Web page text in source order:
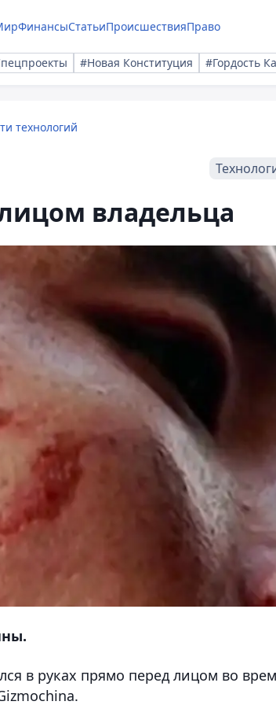
ФинансыСтатьиПроисшествияПраво
#Новая Конституция #Гордость
технологий
владельца
в руках прямо перед лицом во